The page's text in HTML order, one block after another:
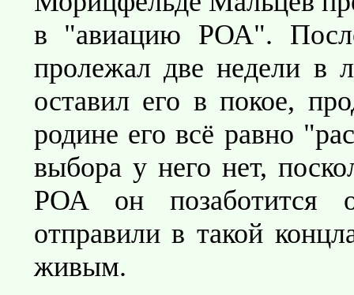
в "авиацию РОА".
пролежал две недели в
оставил его в покое,
родине его всё равно
выбора у него нет,
РОА он позаботится
отправили в такой
живым.